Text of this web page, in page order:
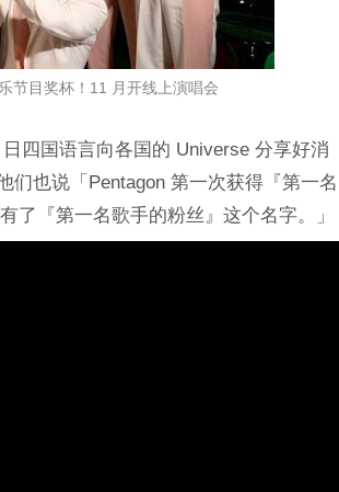
节目奖杯！11 月开线上演唱会
四国语言向各国的 Universe 分享好消
们也说「Pentagon 第一次获得『第一名
了『第一名歌手的粉丝』这个名字。」